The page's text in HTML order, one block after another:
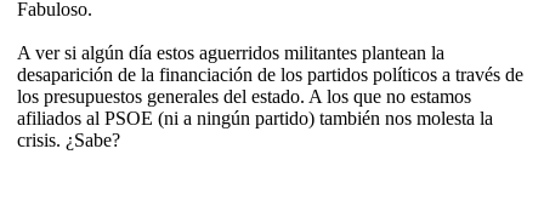
Fabuloso.
A ver si algún día estos aguerridos militantes plantean la
desaparición de la financiación de los partidos políticos a través de
los presupuestos generales del estado. A los que no estamos
afiliados al PSOE (ni a ningún partido) también nos molesta la
crisis. ¿Sabe?